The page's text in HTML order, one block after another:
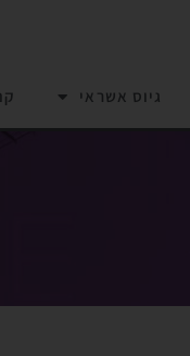
גיוס אשראי